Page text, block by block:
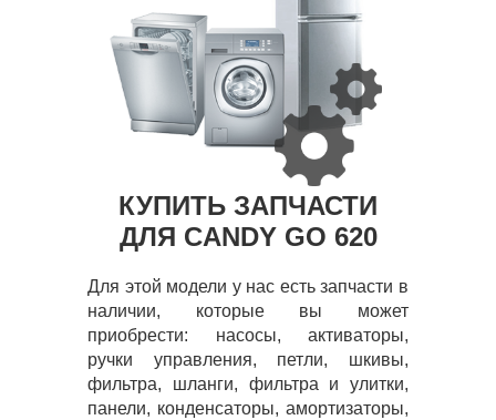
КУПИТЬ ЗАПЧАСТИ
ДЛЯ CANDY GO 620
Для этой модели у нас есть запчасти в
наличии, которые вы может
приобрести: насосы, активаторы,
ручки управления, петли, шкивы,
фильтра, шланги, фильтра и улитки,
панели, конденсаторы, амортизаторы,